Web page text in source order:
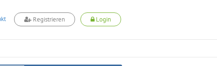
Registrieren Login